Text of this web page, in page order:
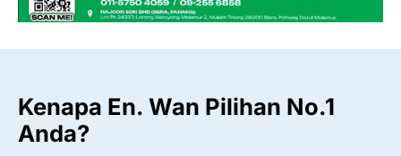
Kenapa En. Wan Pilihan No.1
Anda?